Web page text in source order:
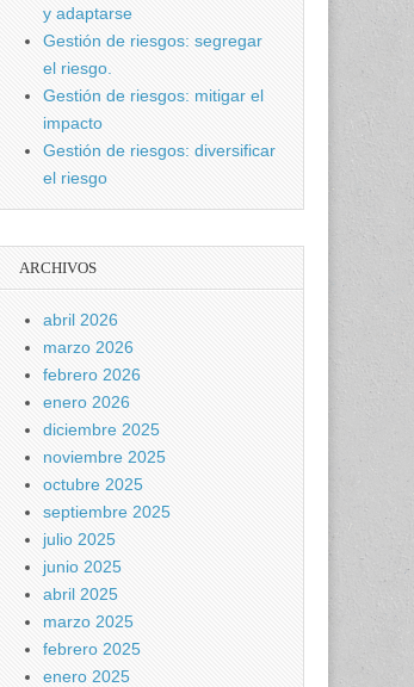
y adaptarse
Gestión de riesgos: segregar
el riesgo.
Gestión de riesgos: mitigar el
impacto
Gestión de riesgos: diversificar
el riesgo
ARCHIVOS
abril 2026
marzo 2026
febrero 2026
enero 2026
diciembre 2025
noviembre 2025
octubre 2025
septiembre 2025
julio 2025
junio 2025
abril 2025
marzo 2025
febrero 2025
enero 2025